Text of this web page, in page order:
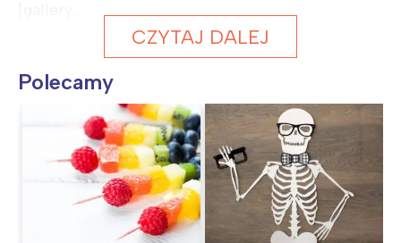
CZYTAJ DALEJ
Polecamy